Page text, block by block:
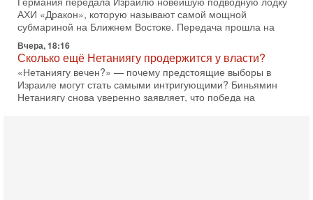
субмариной на Ближнем Востоке. Передача прошла на
Вчера, 18:16
Сколько ещё Нетаниягу продержится у власти?
«Нетаниягу вечен?» — почему предстоящие выборы в
Израиле могут стать самыми интригующими? Биньямин
Нетаниягу снова уверенно заявляет, что победа на
Вчера, 08:51